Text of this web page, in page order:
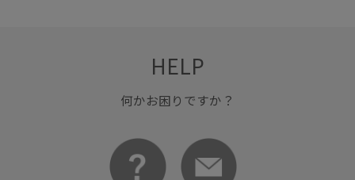
HELP
何かお困りですか？